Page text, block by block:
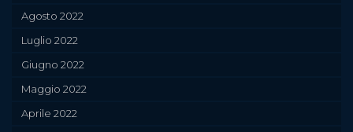
Agosto 2022
Luglio 2022
Giugno 2022
Maggio 2022
Aprile 2022